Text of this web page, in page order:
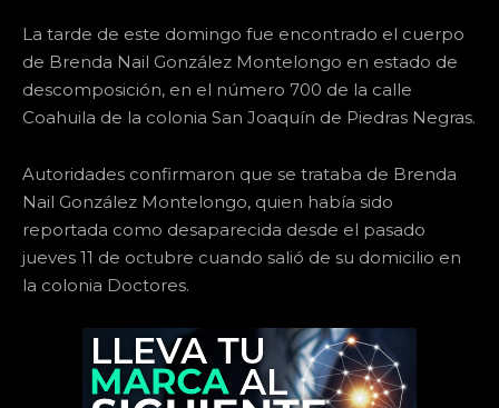
La tarde de este domingo fue encontrado el cuerpo
de Brenda Nail González Montelongo en estado de
descomposición, en el número 700 de la calle
Coahuila de la colonia San Joaquín de Piedras Negras.
Autoridades confirmaron que se trataba de Brenda
Nail González Montelongo, quien había sido
reportada como desaparecida desde el pasado
jueves 11 de octubre cuando salió de su domicilio en
la colonia Doctores.